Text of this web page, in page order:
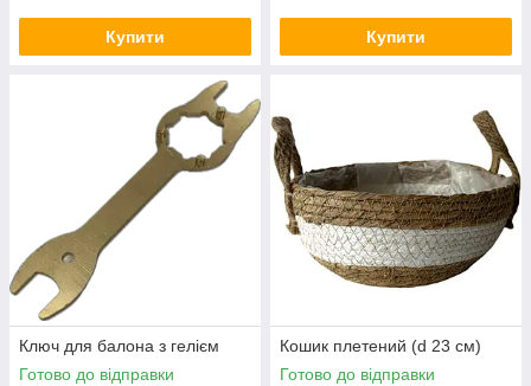
Купити Купити
Ключ для балона з гелієм
Готово до відправки
Кошик плетений (d 23 см)
Готово до відправки